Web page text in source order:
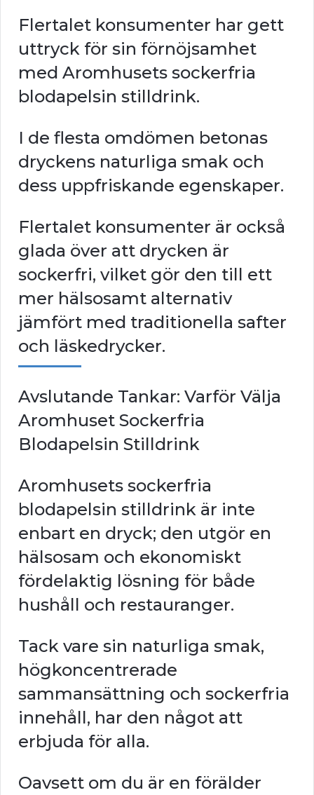
Flertalet konsumenter har gett
uttryck för sin förnöjsamhet
med Aromhusets sockerfria
blodapelsin stilldrink.
I de flesta omdömen betonas
dryckens naturliga smak och
dess uppfriskande egenskaper.
Flertalet konsumenter är också
glada över att drycken är
sockerfri, vilket gör den till ett
mer hälsosamt alternativ
jämfört med traditionella safter
och läskedrycker.
Avslutande Tankar: Varför Välja
Aromhuset Sockerfria
Blodapelsin Stilldrink
Aromhusets sockerfria
blodapelsin stilldrink är inte
enbart en dryck; den utgör en
hälsosam och ekonomiskt
fördelaktig lösning för både
hushåll och restauranger.
Tack vare sin naturliga smak,
högkoncentrerade
sammansättning och sockerfria
innehåll, har den något att
erbjuda för alla.
Oavsett om du är en förälder